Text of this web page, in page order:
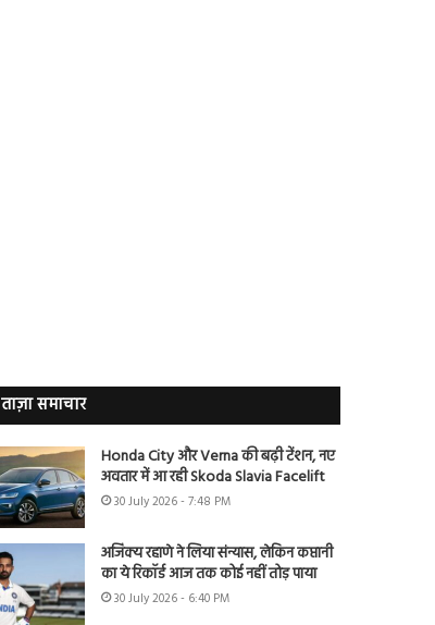
ताज़ा समाचार
Honda City और Verna की बढ़ी टेंशन, नए
अवतार में आ रही Skoda Slavia Facelift
30 July 2026 - 7:48 PM
अजिंक्य रहाणे ने लिया संन्यास, लेकिन कप्तानी
का ये रिकॉर्ड आज तक कोई नहीं तोड़ पाया
30 July 2026 - 6:40 PM